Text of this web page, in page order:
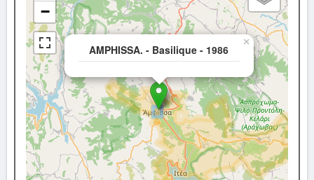
AMPHISSA. - Basilique - 1986
×
−